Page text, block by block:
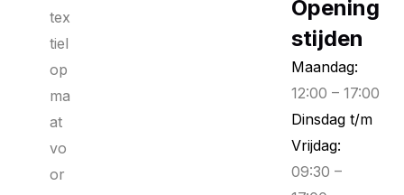
tex
tiel
op
ma
at
vo
or
Opening
stijden
Maandag:
12:00 – 17:00
Dinsdag t/m
Vrijdag:
09:30 –